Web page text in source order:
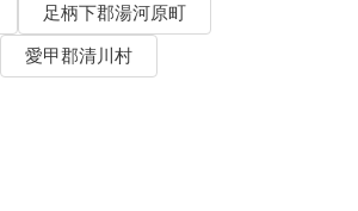
足柄下郡湯河原町
愛甲郡清川村